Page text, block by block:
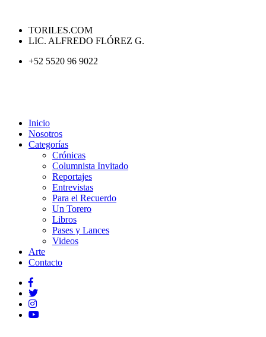
TORILES.COM
LIC. ALFREDO FLÓREZ G.
+52 5520 96 9022
Inicio
Nosotros
Categorías
Crónicas
Columnista Invitado
Reportajes
Entrevistas
Para el Recuerdo
Un Torero
Libros
Pases y Lances
Videos
Arte
Contacto